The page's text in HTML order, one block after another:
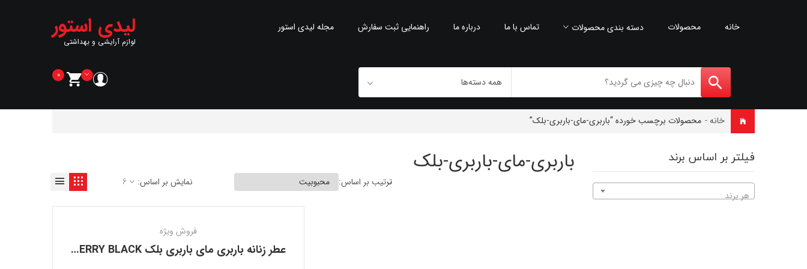
خانه محصولات دسته بندی محصولات تماس با ما درباره ما راهنمایی ثبت سفارش مجله لیدی استور لیدی استور
لوازم آرایشی و بهداشتی
0
خانه - محصولات برچسب خورده “باربری-مای-باربری-بلک”
فیلتر بر اساس برند
هر برند
باربری-مای-باربری-بلک
ترتیب بر اساس: نمایش بر اساس: 6
فروش ویژه
عطر زنانه باربری مای باربری بلک BURBERRY MY BURBERRY BLACK